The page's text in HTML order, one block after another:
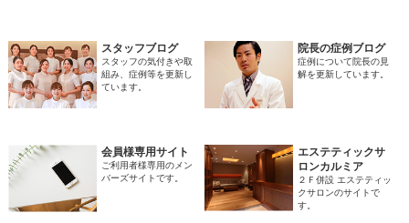
スタッフブログ
スタッフの気付きや取
組み、症例等を更新し
ています。
院長の症例ブログ
症例について院長の見
解を更新しています。
会員様専用サイト
ご利用者様専用のメン
バーズサイトです。
エステティックサ
ロンカルミア
２Ｆ併設 エステティッ
クサロンのサイトで
す。